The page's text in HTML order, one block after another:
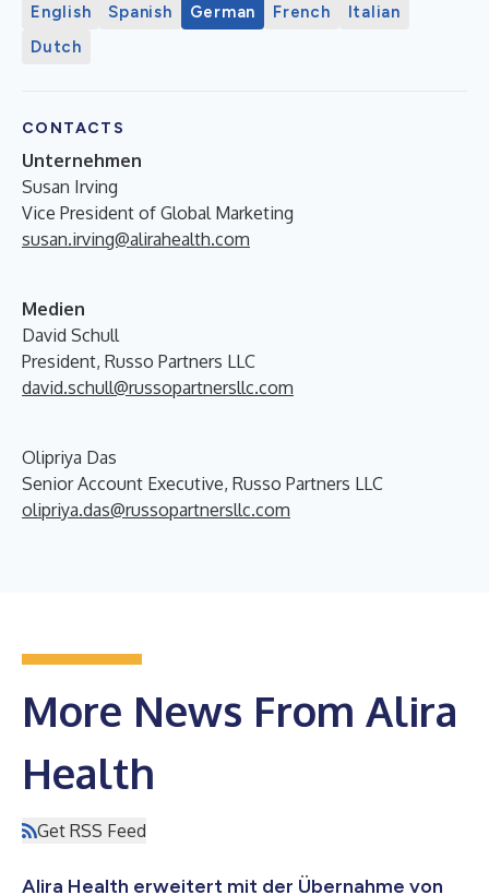
English Spanish German French
Italian
Dutch
CONTACTS
Unternehmen
Susan Irving
Vice President of Global Marketing
susan.irving@alirahealth.com
Medien
David Schull
President, Russo Partners LLC
david.schull@russopartnersllc.com
Olipriya Das
Senior Account Executive, Russo Partners LLC
olipriya.das@russopartnersllc.com
More News From Alira
Health
Get RSS Feed
Alira Health erweitert mit der Übernahme von